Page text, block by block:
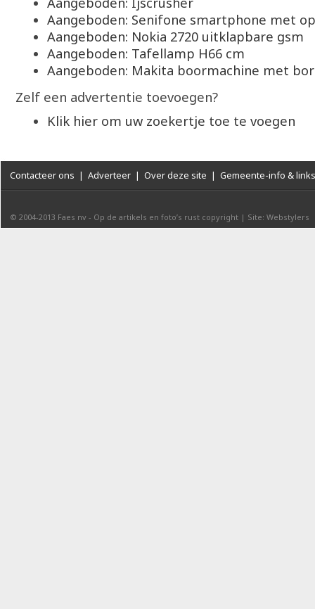
Aangeboden: Senifone smartphone met
Aangeboden: Nokia 2720 uitklapbare gsm
Aangeboden: Tafellamp H66 cm
Aangeboden: Makita boormachine met
Zelf een advertentie toevoegen?
Klik hier om uw zoekertje toe te voegen
Contacteer ons | Adverteer | Over deze site | Gemeente-info & links
© 2004-2013 Faes nv - Op de artikels en foto’s rust copyright | Site: Webstylers